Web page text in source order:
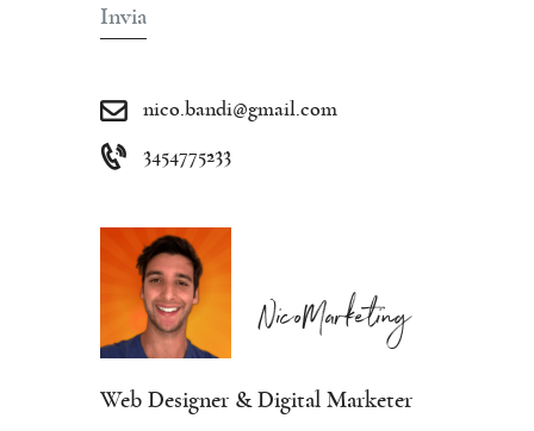
nico.bandi@gmail.com
3454775233
NicoMarketing
Web Designer & Digital Marketer